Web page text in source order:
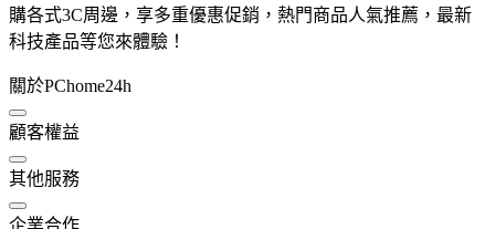
購各式3C周邊，享多重優惠促銷，熱門商品人氣推薦，最新
科技產品等您來體驗！
關於PChome24h
顧客權益
其他服務